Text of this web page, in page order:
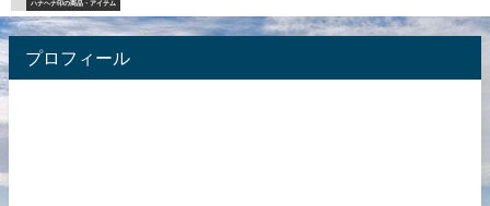
ハナヘナ印の商品・アイテム
プロフィール